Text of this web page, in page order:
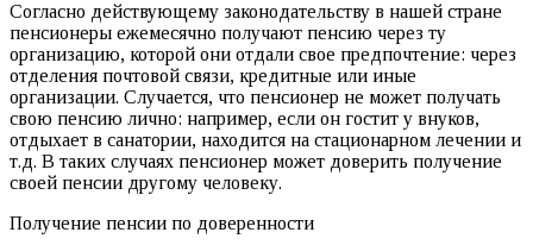
Согласно действующему законодательству в нашей стране
пенсионеры ежемесячно получают пенсию через ту
организацию, которой они отдали свое предпочтение: через
отделения почтовой связи, кредитные или иные
организации. Случается, что пенсионер не может получать
свою пенсию лично: например, если он гостит у внуков,
отдыхает в санатории, находится на стационарном лечении и
т.д. В таких случаях пенсионер может доверить получение
своей пенсии другому человеку.
Получение пенсии по доверенности